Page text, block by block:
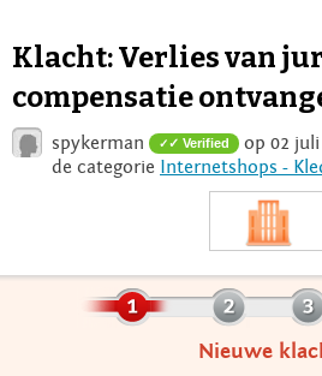
Voor Bedrijven
Login
Klacht: Verlies van
compensatie
spykerman ✓ Verified op 02
de categorie Internetshops -
Nieuwe